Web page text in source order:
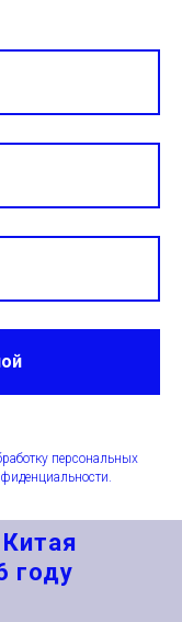
персональных
году